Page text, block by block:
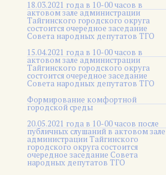
18.03.2021 года в 10-00 часов в
актовом зале администрации
Тайгинского городского округа
состоится очередное заседание
Совета народных депутатов ТГО
15.04.2021 года в 10-00 часов в
актовом зале администрации
Тайгинского городского округа
состоится очередное заседание
Совета народных депутатов ТГО
Формирование комфортной
городской среды
20.05.2021 года в 10-00 часов после
публичных слушаний в актовом зале
администрации Тайгинского
городского округа состоится
очередное заседание Совета
народных депутатов ТГО